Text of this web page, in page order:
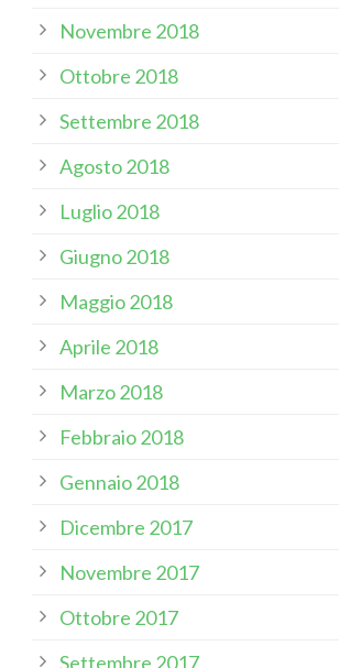
Novembre 2018
Ottobre 2018
Settembre 2018
Agosto 2018
Luglio 2018
Giugno 2018
Maggio 2018
Aprile 2018
Marzo 2018
Febbraio 2018
Gennaio 2018
Dicembre 2017
Novembre 2017
Ottobre 2017
Settembre 2017